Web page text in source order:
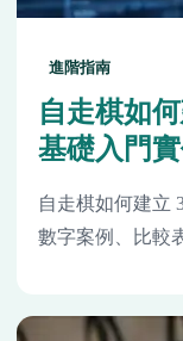
進階指南
自走棋如
基礎入門
自走棋如何建立
數字案例、比較